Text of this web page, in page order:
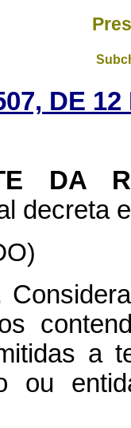
DE
DA
decreta
a
ou